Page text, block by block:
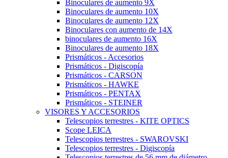
Binoculares de aumento 9X
Binoculares de aumento 10X
Binoculares de aumento 12X
Binoculares con aumento de 14X
binoculares de aumento 16X
Binoculares de aumento 18X
Prismáticos - Accesorios
Prismáticos - Digiscopía
Prismáticos - CARSON
Prismáticos - HAWKE
Prismáticos - PENTAX
Prismáticos - STEINER
VISORES Y ACCESORIOS
Telescopios terrestres - KITE OPTICS
Scope LEICA
Telescopios terrestres - SWAROVSKI
Telescopios terrestres - Digiscopía